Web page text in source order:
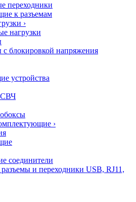
переходники
к разъемам
›
нагрузки
блокировкой напряжения
устройства
СВЧ
›
соединители
и переходники USB, RJ11,